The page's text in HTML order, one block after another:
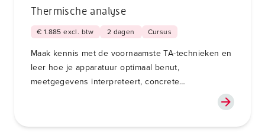
Thermische analyse
€ 1.885 excl. btw 2 dagen Cursus
Maak kennis met de voornaamste TA-technieken en
leer hoe je apparatuur optimaal benut,
meetgegevens interpreteert, concrete
toepassingen vindt en koppelingen maakt met FTIR